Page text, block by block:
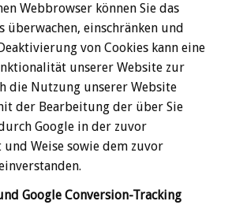
Webbrowser können Sie das
überwachen, einschränken und
von Cookies kann eine
unserer Website zur
die Nutzung unserer Website
der Bearbeitung der über Sie
Google in der zuvor
und Weise sowie dem zuvor
Google Conversion-Tracking